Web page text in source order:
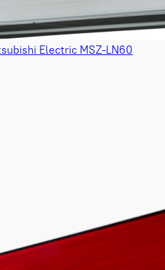
Electric MSZ-LN60